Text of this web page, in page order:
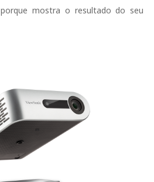
porque mostra o resultado do seu